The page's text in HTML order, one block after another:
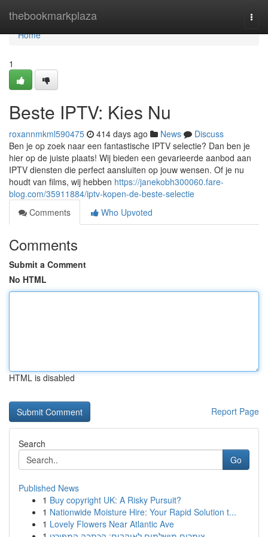
thebookmarkplaza
Home
Home
1
Beste IPTV: Kies Nu
roxannmkml590475 414 days ago News
Discuss
Ben je op zoek naar een fantastische IPTV selectie? Dan ben je
hier op de juiste plaats! Wij bieden een gevarieerde aanbod aan
IPTV diensten die perfect aansluiten op jouw wensen. Of je nu
houdt van films, wij hebben https://janekobh300060.fare-
blog.com/35911884/iptv-kopen-de-beste-selectie
Comments
Who Upvoted
Comments
Submit a Comment
No HTML
HTML is disabled
Report Page
Search
Go
Published News
1 Buy copyright UK: A Risky Pursuit?
1 Nationwide Moisture Hire: Your Rapid Solution t...
1 Lovely Flowers Near Atlantic Ave